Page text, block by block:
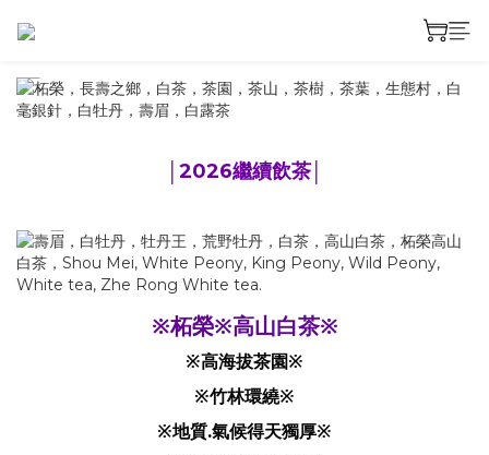
next
│2026繼續飲茶│
※柘榮※高山白茶※
※高海拔茶園※
※竹林環繞※
※地質.氣候得天獨厚※